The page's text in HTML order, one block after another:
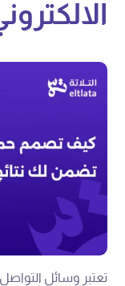
تعتبر وسائل